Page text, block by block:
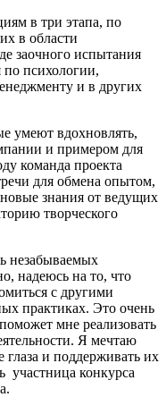
в три этапа, по
в области
заочного испытания
по психологии,
и в других
умеют вдохновлять,
и примером для
команда проекта
для обмена опытом,
знания от ведущих
творческого
незабываемых
надеюсь на то, что
с другими
практиках. Это очень
мне реализовать
Я мечтаю
глаза и поддерживать их
участница конкурса